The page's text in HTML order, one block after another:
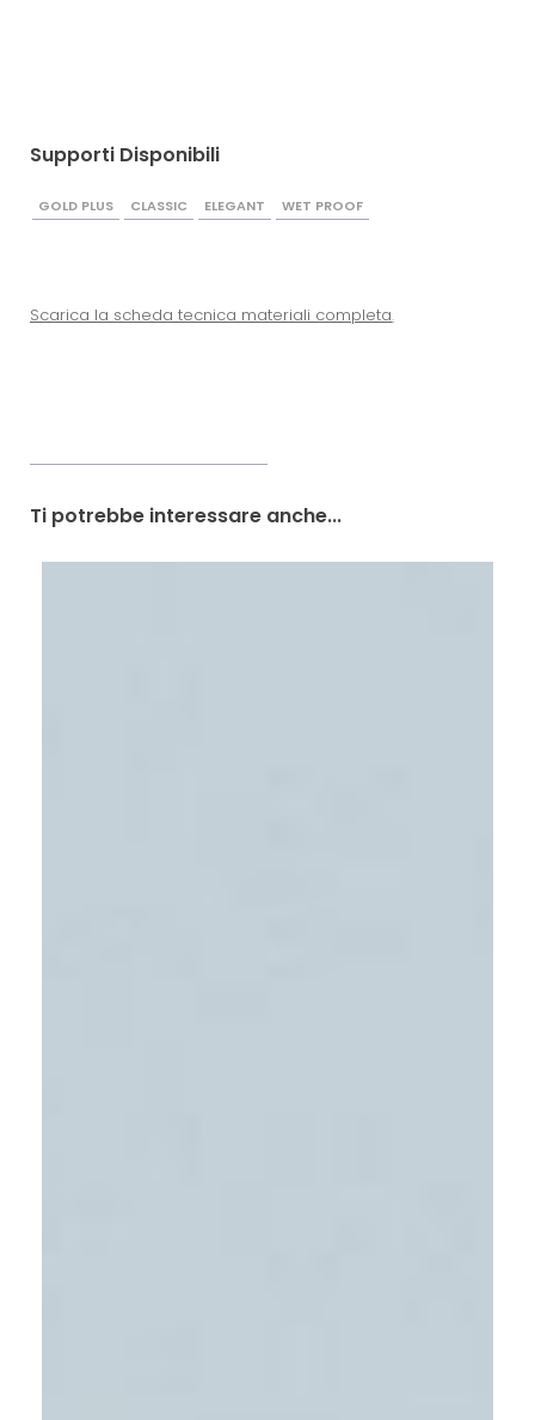
Supporti Disponibili
GOLD PLUS CLASSIC ELEGANT WET PROOF
Scarica la scheda tecnica materiali completa.
Ti potrebbe interessare anche...